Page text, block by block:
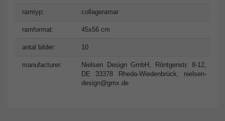
ramtyp: collageramar
ramformat: 45x56 cm
antal bilder: 10
manufacturer:
Nielsen Design GmbH, Röntgenstr. 8-12,
DE 33378 Rheda-Wiedenbrück, nielsen-
design@gmx.de